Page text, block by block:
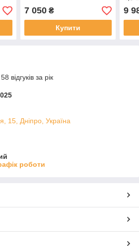
7 050₴
Купити
9
відгуків за рік
15, Дніпро, Україна
роботи